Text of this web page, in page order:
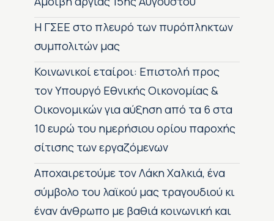
H ΓΣΕΕ στο πλευρό των πυρόπληκτων
συμπολιτών μας
Κοινωνικοί εταίροι: Επιστολή προς
τον Υπουργό Εθνικής Οικονομίας &
Οικονομικών για αύξηση από τα 6 στα
10 ευρώ του ημερήσιου ορίου παροχής
σίτισης των εργαζόμενων
Αποχαιρετούμε τον Λάκη Χαλκιά, ένα
σύμβολο του λαϊκού μας τραγουδιού κι
έναν άνθρωπο με βαθιά κοινωνική και